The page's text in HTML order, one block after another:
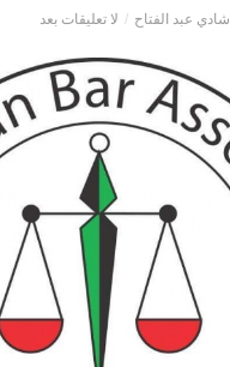
شادي عبد الفتاح / لا تعليقات بعد